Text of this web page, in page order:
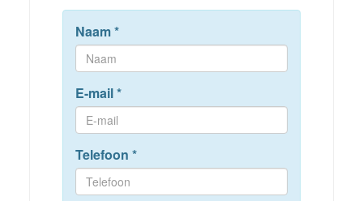
Naam*
E-mail*
Telefoon *